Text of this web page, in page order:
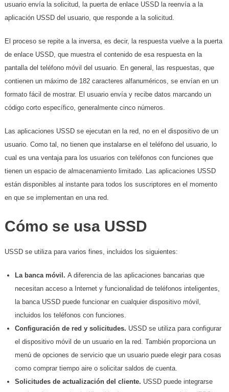
usuario envía la solicitud, la puerta de enlace USSD la reenvía a la
aplicación USSD del usuario, que responde a la solicitud.
El proceso se repite a la inversa, es decir, la respuesta vuelve a la puerta
de enlace USSD, que muestra el contenido de esa respuesta en la
pantalla del teléfono móvil del usuario. En general, las respuestas, que
contienen un máximo de 182 caracteres alfanuméricos, se envían en un
formato fácil de mostrar. El usuario envía y recibe datos marcando un
código corto específico, generalmente cinco números.
Las aplicaciones USSD se ejecutan en la red, no en el dispositivo de un
usuario. Como tal, no tienen que instalarse en el teléfono del usuario, lo
cual es una ventaja para los usuarios con teléfonos con funciones que
tienen un espacio de almacenamiento limitado. Las aplicaciones USSD
están disponibles al instante para todos los suscriptores en el momento
en que se implementan en una red.
Cómo se usa USSD
USSD se utiliza para varios fines, incluidos los siguientes:
La banca móvil. A diferencia de las aplicaciones bancarias que
necesitan acceso a Internet y funcionalidad de teléfonos inteligentes,
la banca USSD puede funcionar en cualquier dispositivo móvil,
incluidos los teléfonos con funciones.
Configuración de red y solicitudes. USSD se utiliza para configurar
el dispositivo móvil de un usuario en la red. También proporciona un
menú de opciones de servicio que un usuario puede elegir para cosas
como comprar tiempo aire o solicitar saldos de cuenta.
Solicitudes de actualización del cliente. USSD puede integrarse